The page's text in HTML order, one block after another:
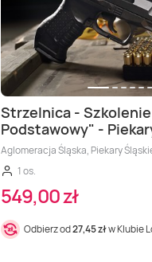
Strzelnica -
Podstawowy" -
Aglomeracja Śląska, Piekary
1 os.
549,00 zł
Odbierz od27,45 złw Klubie